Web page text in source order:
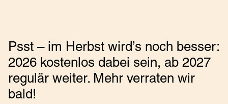
Psst – im Herbst wird’s noch besser:
2026 kostenlos dabei sein, ab 2027
regulär weiter. Mehr verraten wir
bald!